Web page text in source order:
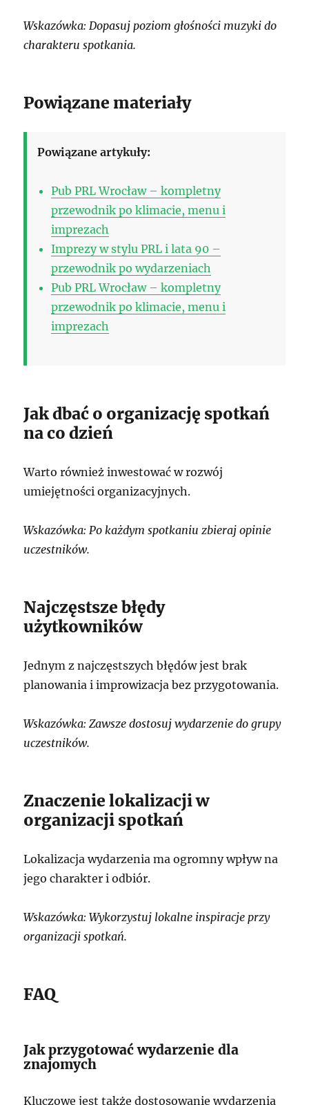
Wskazówka: Dopasuj poziom głośności muzyki do
charakteru spotkania.
Powiązane materiały
Powiązane artykuły:
Pub PRL Wrocław – kompletny
przewodnik po klimacie, menu i
imprezach
Imprezy w stylu PRL i lata 90 –
przewodnik po wydarzeniach
Pub PRL Wrocław – kompletny
przewodnik po klimacie, menu i
imprezach
Jak dbać o organizację spotkań
na co dzień
Warto również inwestować w rozwój
umiejętności organizacyjnych.
Wskazówka: Po każdym spotkaniu zbieraj opinie
uczestników.
Najczęstsze błędy
użytkowników
Jednym z najczęstszych błędów jest brak
planowania i improwizacja bez przygotowania.
Wskazówka: Zawsze dostosuj wydarzenie do grupy
uczestników.
Znaczenie lokalizacji w
organizacji spotkań
Lokalizacja wydarzenia ma ogromny wpływ na
jego charakter i odbiór.
Wskazówka: Wykorzystuj lokalne inspiracje przy
organizacji spotkań.
FAQ
Jak przygotować wydarzenie dla
znajomych
Kluczowe jest także dostosowanie wydarzenia